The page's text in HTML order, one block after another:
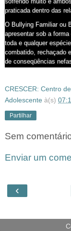
praticada dentro das
O Bullying Familiar ou
apresentar sob a
toda e qualquer
combatido, rechaçado
de conseqüências
CRESCER: Centro
Adolescente à(s)
Partilhar
Sem
Enviar um
‹